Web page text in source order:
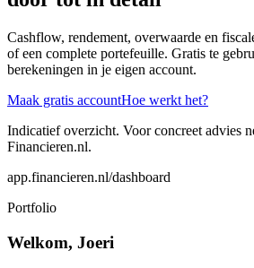
Cashflow, rendement, overwaarde en
of een complete portefeuille. Gratis te
berekeningen in je eigen account.
Maak gratis accountHoe werkt het?
Indicatief overzicht. Voor concreet advies
Financieren.nl.
app.financieren.nl/dashboard
Portfolio
Welkom, Joeri